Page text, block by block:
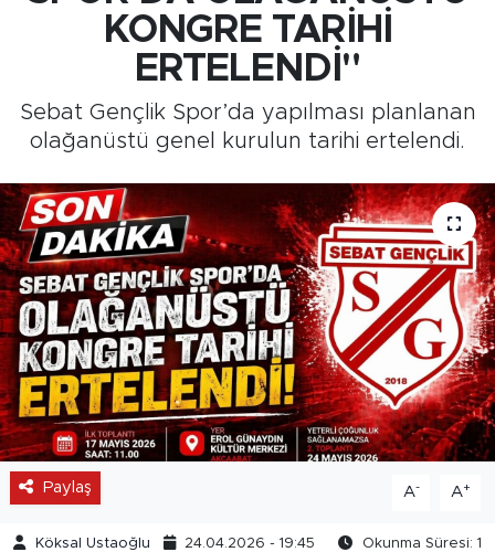
KONGRE TARİHİ
ERTELENDİ"
Sebat Gençlik Spor’da yapılması planlanan
olağanüstü genel kurulun tarihi ertelendi.
Paylaş A- A+
Köksal Ustaoğlu 24.04.2026 - 19:45
Okunma Süresi: 1
Medya
Siyaset
Teknoloji
GURBETTEN SILAYA
Foto Galeri
Köşe Yazarları
Manşet
Ulusal Son Dakika Haberleri